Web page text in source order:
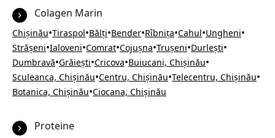
Colagen Marin
Chișinău•Tiraspol•Bălți•Bender•Rîbnița•Cahul•Ungheni•
Strășeni•Ialoveni•Comrat•Cojușna•Trușeni•Durlești•
Dumbravă•Grăiești•Cricova•Buiucani, Chișinău•
Sculeanca, Chișinău•Centru, Chișinău•Telecentru, Chișinău•
Botanica, Chișinău•Ciocana, Chișinău
Proteine